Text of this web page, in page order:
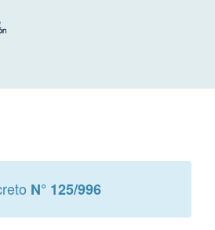
N° 125/996